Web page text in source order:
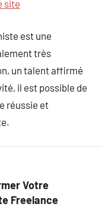
site
est une
très
un talent affirmé
il est possible de
réussie et
Votre
Freelance